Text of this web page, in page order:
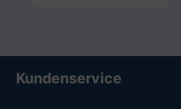
Kundenservice